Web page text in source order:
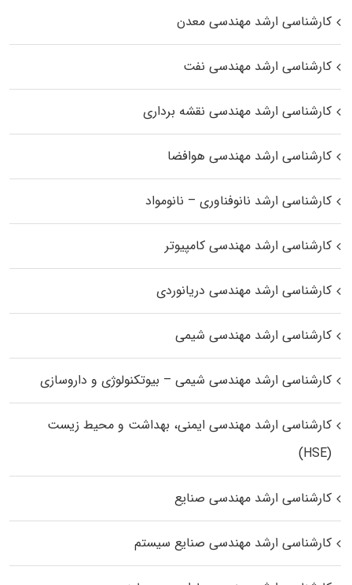
کارشناسی ارشد مهندسی معدن
کارشناسی ارشد مهندسی نفت
کارشناسی ارشد مهندسی نقشه برداری
کارشناسی ارشد مهندسی هوافضا
کارشناسی ارشد نانوفناوری – نانومواد
کارشناسی ارشد مهندسی کامپیوتر
کارشناسی ارشد مهندسی دریانوردی
کارشناسی ارشد مهندسی شیمی
کارشناسی ارشد مهندسی شیمی – بیوتکنولوژی و داروسازی
کارشناسی ارشد مهندسی ایمنی، بهداشت و محیط زیست
(HSE)
کارشناسی ارشد مهندسی صنایع
کارشناسی ارشد مهندسی صنایع سیستم